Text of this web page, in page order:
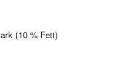
(10 % Fett)